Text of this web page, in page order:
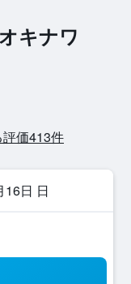
キナワ
価413​件
16日 日